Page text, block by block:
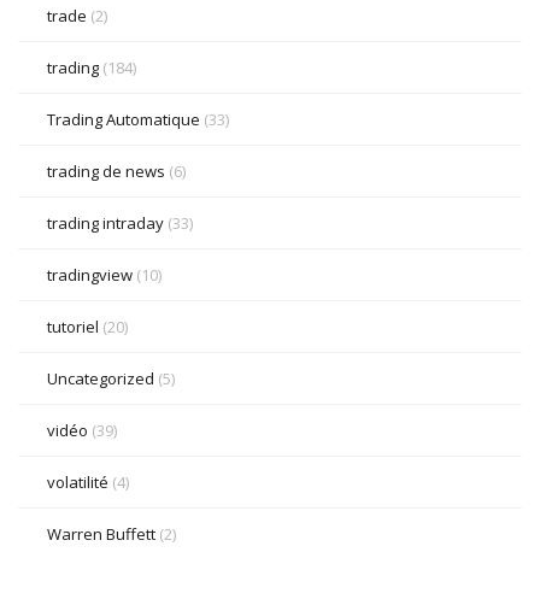
trade (2)
trading (184)
Trading Automatique (33)
trading de news (6)
trading intraday (33)
tradingview (10)
tutoriel (20)
Uncategorized (5)
vidéo (39)
volatilité (4)
Warren Buffett (2)